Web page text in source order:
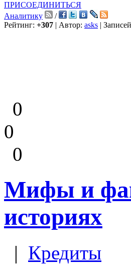
ПРИСОЕДИНИТЬСЯ
Аналитику
/
Рейтинг: +307 | Автор: asks |
0
0
0
Мифы и
историях
| Кредиты